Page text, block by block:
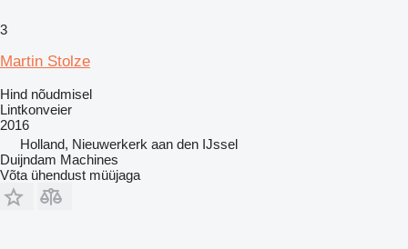
3
Martin Stolze
Hind nõudmisel
Lintkonveier
2016
Holland, Nieuwerkerk aan den IJssel
Duijndam Machines
Võta ühendust müüjaga